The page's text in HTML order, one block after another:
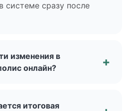
системе сразу после
изменения в
онлайн?
итоговая